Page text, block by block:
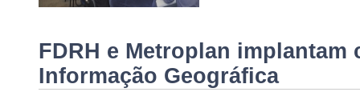
FDRH e Metroplan implantam
Informação Geográfica